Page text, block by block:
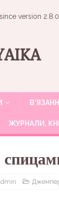
since version
ЖУРНАЛИ,